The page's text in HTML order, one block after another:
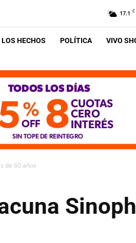
17.1 C
LOS HECHOS POLÍTICA VIVO
de 60 años